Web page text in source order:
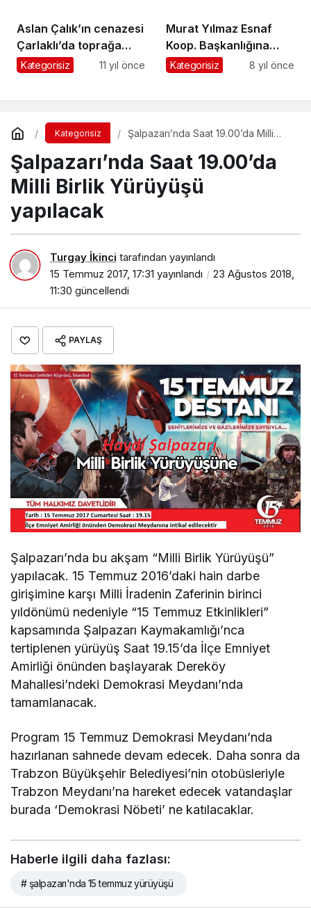
Aslan Çalık’ın cenazesi
Çarlaklı’da toprağa
verildi
Kategorisiz 11 yıl önce
Murat Yılmaz Esnaf
Koop. Başkanlığına
yeniden seçildi
Kategorisiz 8 yıl önce
Kategorisiz
Şalpazarı’nda Saat 19.00’da Milli
Şalpazarı’nda Saat 19.00’da
Milli Birlik Yürüyüşü
yapılacak
Turgay İkinci tarafından yayınlandı
15 Temmuz 2017, 17:31 yayınlandı
23 Ağustos 2018,
11:30 güncellendi
PAYLAŞ
Şalpazarı’nda bu akşam “Milli Birlik Yürüyüşü”
yapılacak. 15 Temmuz 2016’daki hain darbe
girişimine karşı Milli İradenin Zaferinin birinci
yıldönümü nedeniyle “15 Temmuz Etkinlikleri”
kapsamında Şalpazarı Kaymakamlığı’nca
tertiplenen yürüyüş Saat 19.15’da İlçe Emniyet
Amirliği önünden başlayarak Dereköy
Mahallesi’ndeki Demokrasi Meydanı’nda
tamamlanacak.
Program 15 Temmuz Demokrasi Meydanı’nda
hazırlanan sahnede devam edecek. Daha sonra da
Trabzon Büyükşehir Belediyesi’nin otobüsleriyle
Trabzon Meydanı’na hareket edecek vatandaşlar
burada ‘Demokrasi Nöbeti’ ne katılacaklar.
Haberle ilgili daha fazlası:
# şalpazarı'nda 15 temmuz yürüyüşü